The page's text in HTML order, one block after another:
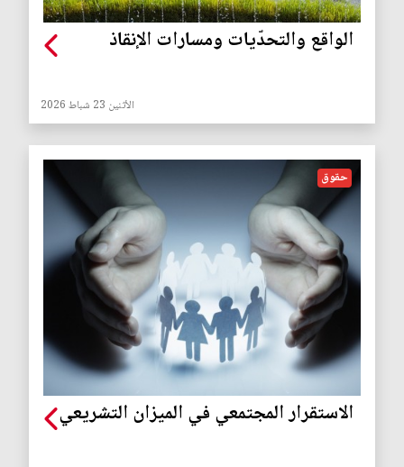
الواقع والتحدّيات ومسارات الإنقاذ
الأثنين 23 شباط 2026
حقوق
الاستقرار المجتمعي في الميزان التشريعي